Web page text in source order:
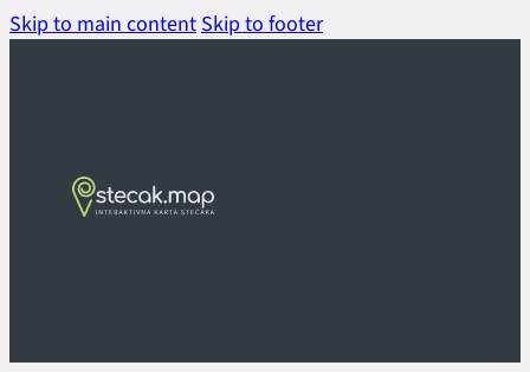
Skip to main contentSkip to footer